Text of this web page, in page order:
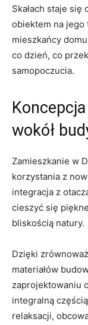
Skałach staje
‌obiektem‍ na jego​
mieszkańcy
co dzień, co
‍samopoczucia.
wokół
Zamieszkanie ⁢w
korzystania z
integracja z
cieszyć ⁤się
⁤bliskością natury.
Dzięki
materiałów
zaprojektowaniu
integralną
relaksacji,